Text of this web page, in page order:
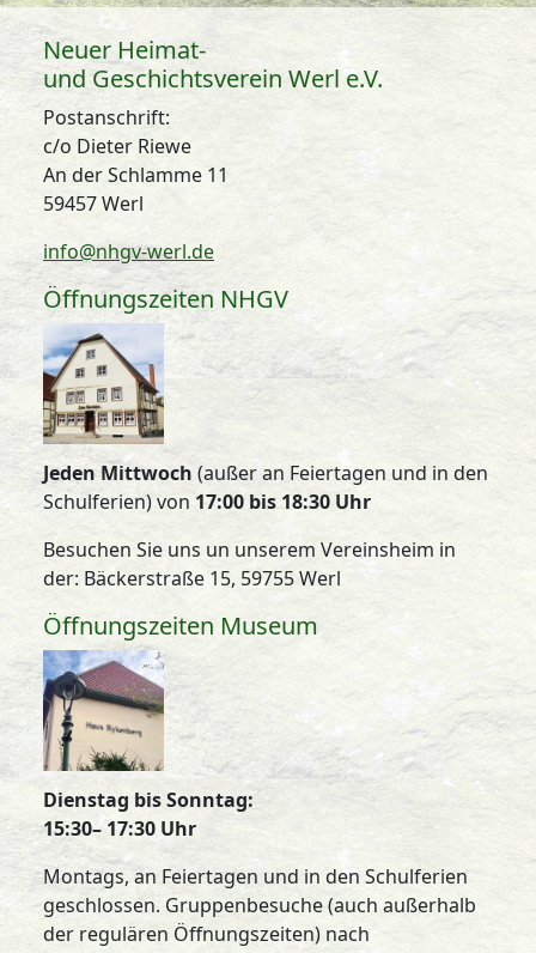
Neuer Heimat-
und Geschichtsverein Werl e.V.
Postanschrift:
c/o Dieter Riewe
An der Schlamme 11
59457 Werl
info@nhgv-werl.de
Öffnungszeiten NHGV
Jeden Mittwoch (außer an Feiertagen und in den
Schulferien) von 17:00 bis 18:30 Uhr
Besuchen Sie uns un unserem Vereinsheim in
der: Bäckerstraße 15, 59755 Werl
Öffnungszeiten Museum
Dienstag bis Sonntag:
15:30– 17:30 Uhr
Montags, an Feiertagen und in den Schulferien
geschlossen. Gruppenbesuche (auch außerhalb
der regulären Öffnungszeiten) nach